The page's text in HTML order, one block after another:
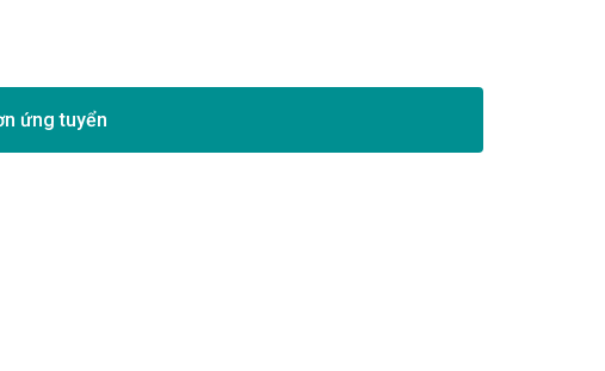
ứng tuyển